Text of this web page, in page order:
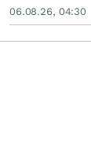
06.08.26, 04:30